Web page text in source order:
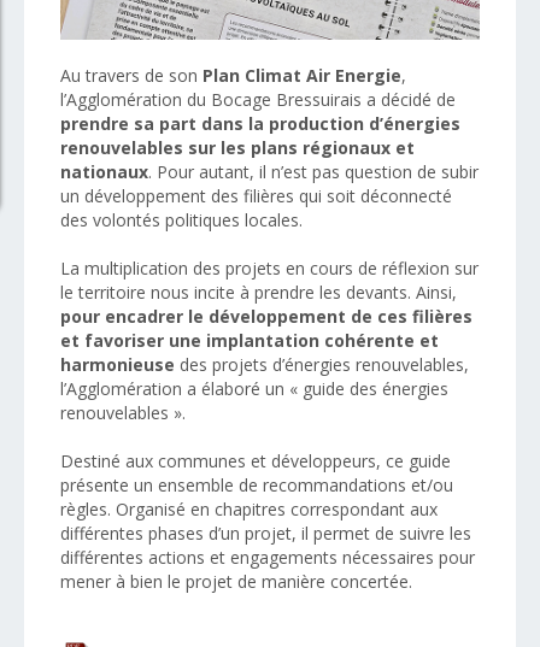
Au travers de son Plan Climat Air Energie,
l’Agglomération du Bocage Bressuirais a décidé de
prendre sa part dans la production d’énergies
renouvelables sur les plans régionaux et
nationaux. Pour autant, il n’est pas question de subir
un développement des filières qui soit déconnecté
des volontés politiques locales.
La multiplication des projets en cours de réflexion sur
le territoire nous incite à prendre les devants. Ainsi,
pour encadrer le développement de ces filières
et favoriser une implantation cohérente et
harmonieuse des projets d’énergies renouvelables,
l’Agglomération a élaboré un « guide des énergies
renouvelables ».
Destiné aux communes et développeurs, ce guide
présente un ensemble de recommandations et/ou
règles. Organisé en chapitres correspondant aux
différentes phases d’un projet, il permet de suivre les
différentes actions et engagements nécessaires pour
mener à bien le projet de manière concertée.